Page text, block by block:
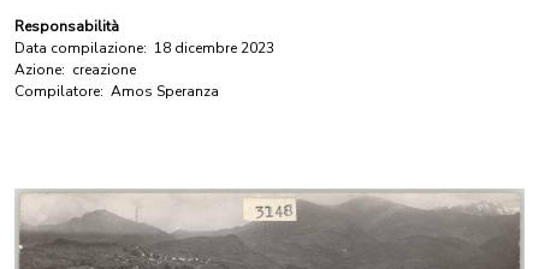
Responsabilità
Data compilazione: 18 dicembre 2023
Azione: creazione
Compilatore: Amos Speranza